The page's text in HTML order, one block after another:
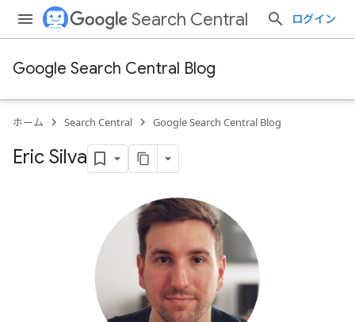
Search Central ログイン
Google Search Central Blog
ホーム Search Central Google Search Central Blog
Eric Silva